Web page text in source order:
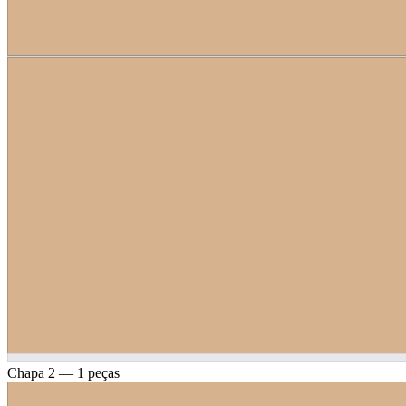
Chapa 2 — 1 peças